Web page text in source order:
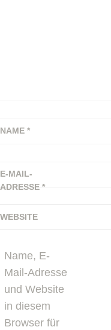
NAME*
E-MAIL-
ADRESSE*
WEBSITE
Name, E-
Mail-Adresse
und Website
in diesem
Browser für